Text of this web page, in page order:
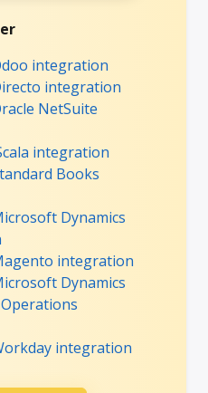
integration
integration
NetSuite
integration
Books
Dynamics
integration
Dynamics
integration